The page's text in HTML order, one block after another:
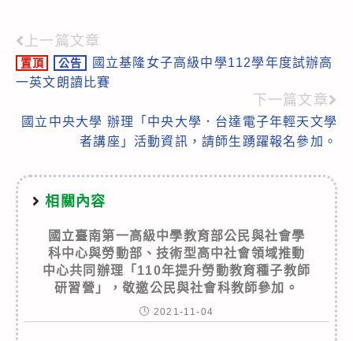
Read
more
上一篇文章
置頂 公告
國立基隆女子高級中學112學年度試辦高
一英文朗讀比賽
下一篇文章
國立中央大學 辦理「中央大學．台達電子年輕天文學
者講座」活動資訊，請師生踴躍報名參加。
相關內容
國立臺南第一高級中學教育部公民與社會學
科中心與勞動部、技術型高中社會領域推動
中心共同辦理「110年提升勞動教育種子教師
研習營」，敬邀公民與社會科教師參加。
2021-11-04